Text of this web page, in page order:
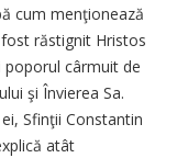
cum menţionează
răstignit Hristos
cârmuit de
şi Învierea Sa.
Sfinţii Constantin
atât